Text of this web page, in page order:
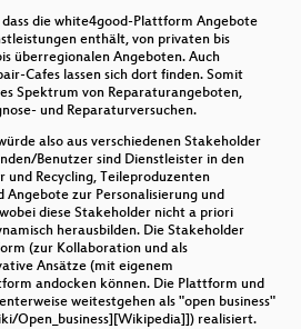
die white4good-Plattform Angebote
enthält, von privaten bis
überregionalen Angeboten. Auch
Cafes lassen sich dort finden. Somit
Spektrum von Reparaturangeboten,
und Reparaturversuchen.
also aus verschiedenen Stakeholder
Benutzer sind Dienstleister in den
und Recycling, Teileproduzenten
zur Personalisierung und
diese Stakeholder nicht a priori
herausbilden. Die Stakeholder
(zur Kollaboration und als
Ansätze (mit eigenem
andocken können. Die Plattform und
weitestgehen als "open business"
Open_business][Wikipedia]]) realisiert.